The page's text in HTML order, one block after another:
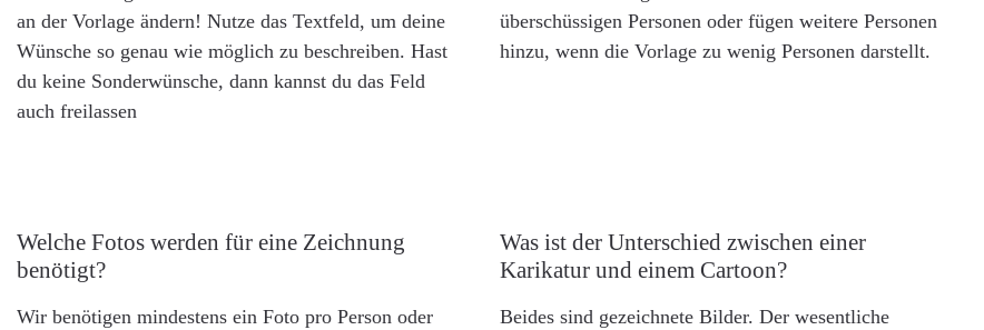
an der Vorlage ändern! Nutze das Textfeld, um deine
Wünsche so genau wie möglich zu beschreiben. Hast
du keine Sonderwünsche, dann kannst du das Feld
auch freilassen
überschüssigen Personen oder fügen weitere Personen
hinzu, wenn die Vorlage zu wenig Personen darstellt.
Welche Fotos werden für eine Zeichnung
benötigt?
Wir benötigen mindestens ein Foto pro Person oder
Was ist der Unterschied zwischen einer
Karikatur und einem Cartoon?
Beides sind gezeichnete Bilder. Der wesentliche